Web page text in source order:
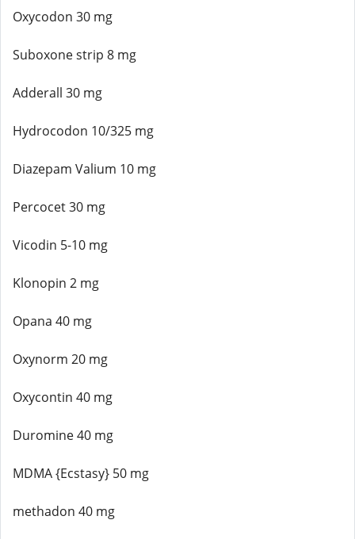
Oxycodon 30 mg
Suboxone strip 8 mg
Adderall 30 mg
Hydrocodon 10/325 mg
Diazepam Valium 10 mg
Percocet 30 mg
Vicodin 5-10 mg
Klonopin 2 mg
Opana 40 mg
Oxynorm 20 mg
Oxycontin 40 mg
Duromine 40 mg
MDMA {Ecstasy} 50 mg
methadon 40 mg